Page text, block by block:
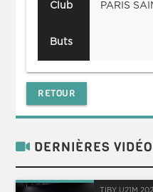
Club
Buts
PARIS
RETOUR
DERNIÈRES
TIBY U21M